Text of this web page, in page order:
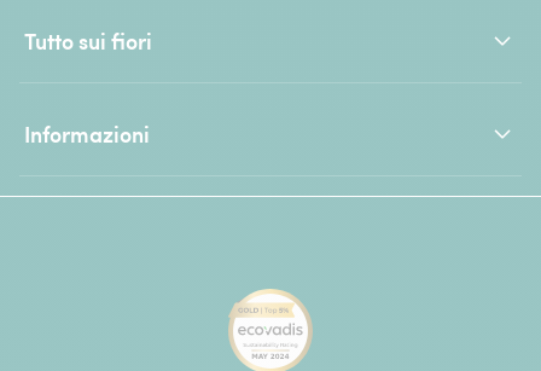
Tutto sui fiori
Informazioni